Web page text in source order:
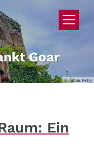
© Tobias Petry
Goar
Ein